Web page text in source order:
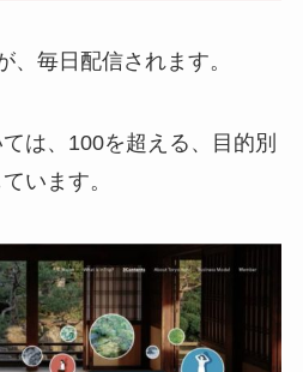
、毎日配信されます。
は、100を超える、目的別
います。